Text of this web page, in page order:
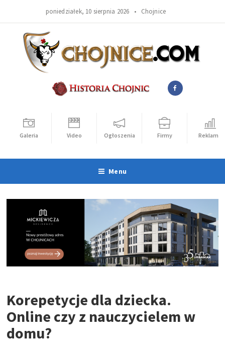
poniedziałek, 10 sierpnia 2026 • Chojnice
Galeria Video Ogłoszenia Firmy Reklama
Menu
Korepetycje dla dziecka.
Online czy z nauczycielem w
domu?